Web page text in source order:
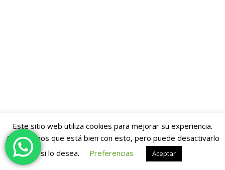
Este sitio web utiliza cookies para mejorar su experiencia.
Asumiremos que está bien con esto, pero puede desactivarlo
si lo desea.
Preferencias Aceptar